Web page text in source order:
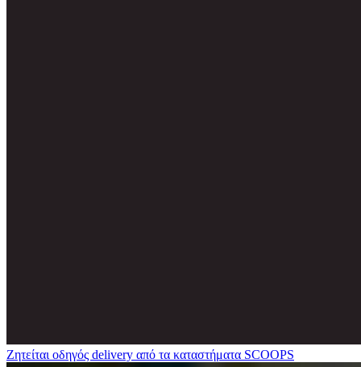
Ζητείται οδηγός delivery από τα καταστήματα SCOOPS